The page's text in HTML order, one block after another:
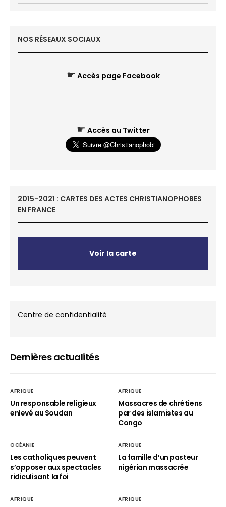
NOS RÉSEAUX SOCIAUX
☛ Accès page Facebook
☛ Accès au Twitter
2015-2021 : CARTES DES ACTES CHRISTIANOPHOBES
EN FRANCE
Voir la carte
Centre de confidentialité
Dernières actualités
AFRIQUE
Un responsable religieux
enlevé au Soudan
AFRIQUE
Massacres de chrétiens
par des islamistes au
Congo
OCÉANIE
Les catholiques peuvent
s’opposer aux spectacles
ridiculisant la foi
AFRIQUE
La famille d’un pasteur
nigérian massacrée
AFRIQUE AFRIQUE